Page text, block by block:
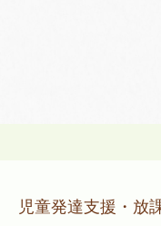
児童発達支援・放